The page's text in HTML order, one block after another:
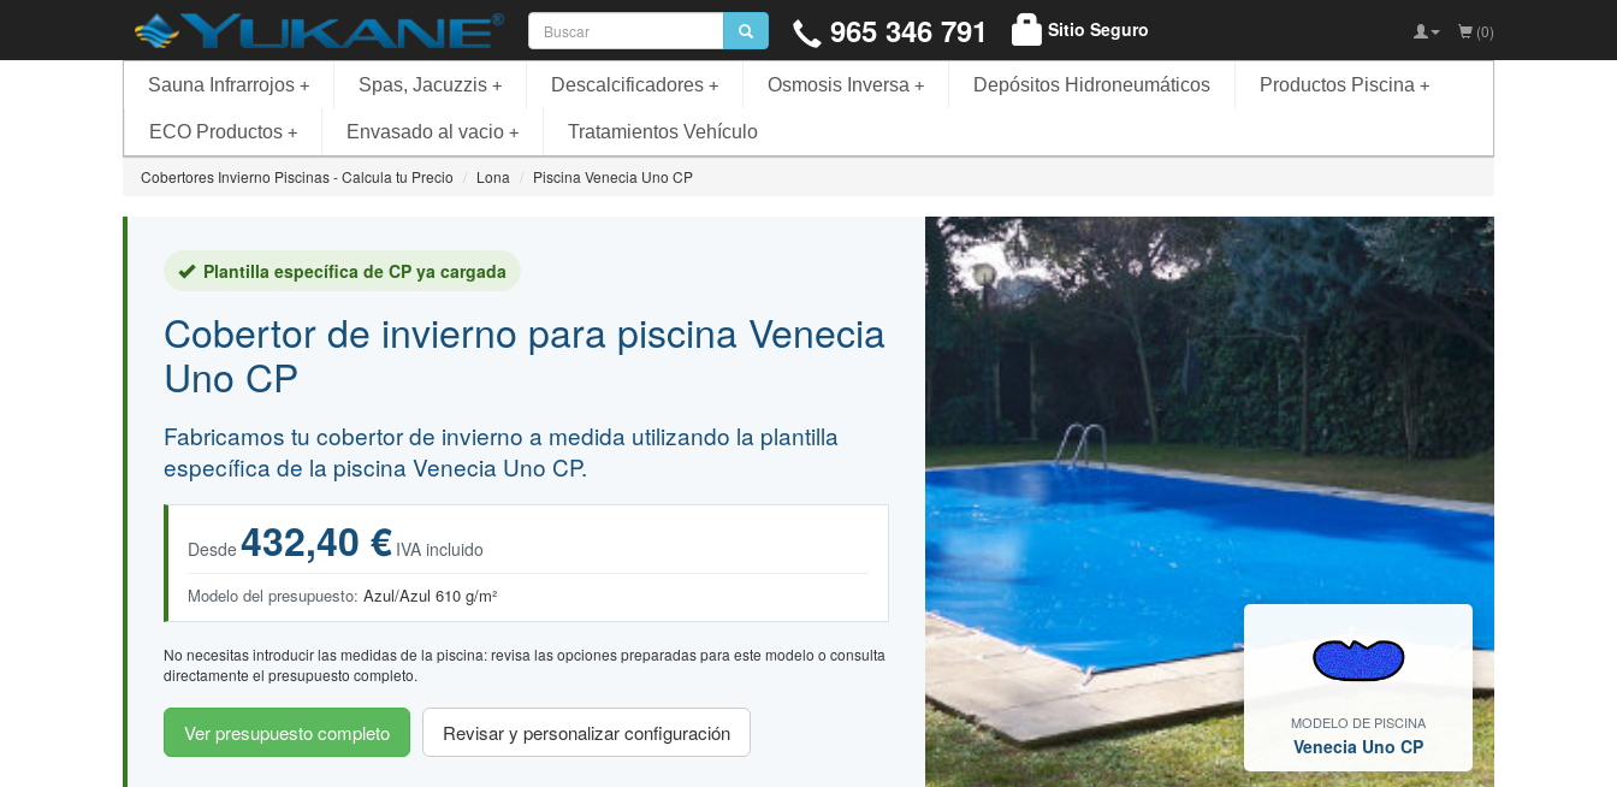
965 346 791 Sitio Seguro (0)
+
Sauna Infrarrojos +
Spas, Jacuzzis +
Descalcificadores +
Osmosis Inversa Depósitos Hidroneumáticos +
Productos Piscina
+
ECO Productos +
Envasado al vacio Tratamientos Vehículo
Cobertores Invierno Piscinas - Calcula tu Precio Lona Piscina Venecia Uno CP
Plantilla específica de CP ya cargada
Cobertor de invierno para piscina Venecia
Uno CP
Fabricamos tu cobertor de invierno a medida utilizando la plantilla
específica de la piscina Venecia Uno CP.
Desde432,40 € IVA incluido
Modelo del presupuesto: Azul/Azul 610 g/m²
No necesitas introducir las medidas de la piscina: revisa las opciones preparadas para este modelo o consulta
directamente el presupuesto completo.
Ver presupuesto completo Revisar y personalizar configuración MODELO DE PISCINA
Venecia Uno CP